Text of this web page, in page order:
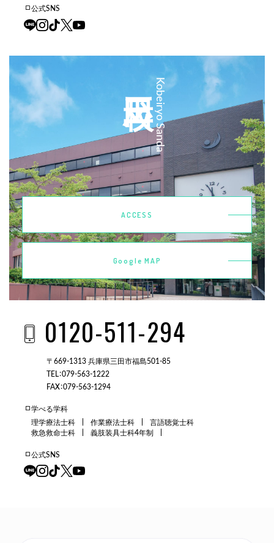
公式SNS
Kobeiryo Sanda
ACCESS
Google MAP
0120-511-294
〒669-1313 兵庫県三田市福島501-85
TEL：079-563-1222
FAX：079-563-1294
学べる学科
理学療法士科
作業療法士科
言語聴覚士科
救急救命士科
義肢装具士科4年制
公式SNS